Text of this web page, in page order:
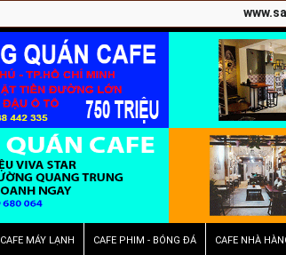
CAFE MÁY LẠNH CAFE PHIM - BÓNG ĐÁ CAFE NHÀ